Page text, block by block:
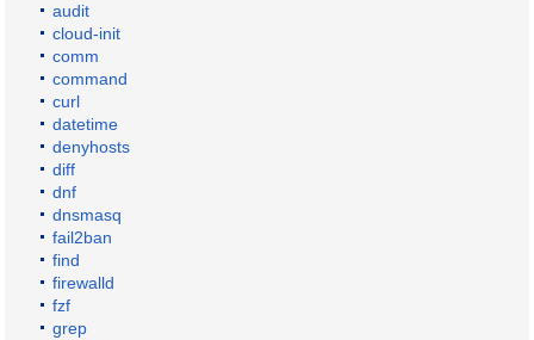
audit
cloud-init
comm
command
curl
datetime
denyhosts
diff
dnf
dnsmasq
fail2ban
find
firewalld
fzf
grep